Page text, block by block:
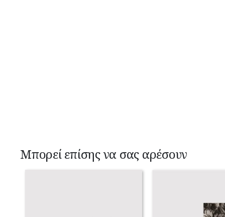
Μπορεί επίσης να σας αρέσουν